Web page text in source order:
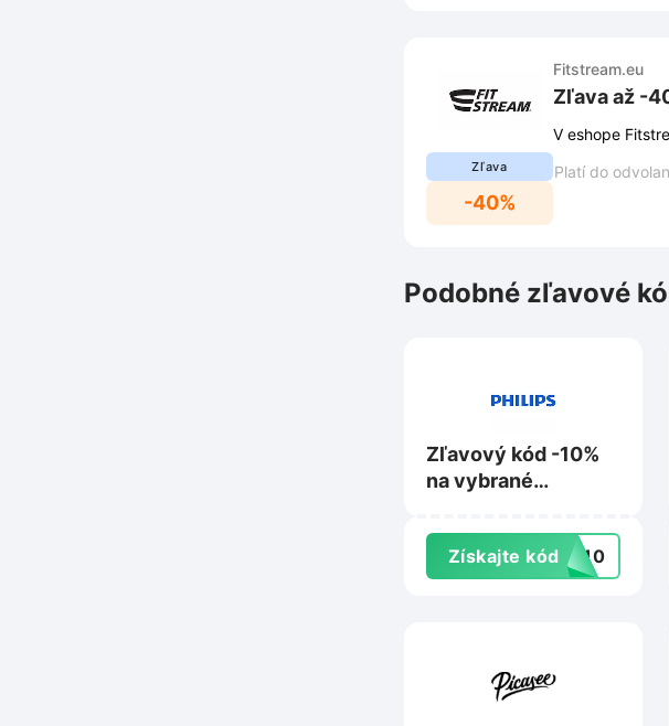
Zľava
-40%
Fitstream.eu
Zľava až -
V eshope
Platí do
Podobné zľavové
Zľavový kód -10%
na vybrané
eshop.sk
Získajte kódTO10